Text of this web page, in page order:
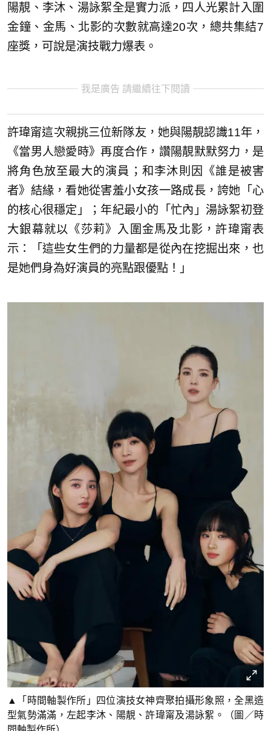
陽靚、李沐、湯詠絮全是實力派，四人光累計入圍
金鐘、金馬、北影的次數就高達20次，總共集結7
座獎，可說是演技戰力爆表。
我是廣告 請繼續往下閱讀
許瑋甯這次親挑三位新隊友，她與陽靚認識11年，
《當男人戀愛時》再度合作，讚陽靚默默努力，是
將角色放至最大的演員；和李沐則因《誰是被害
者》結緣，看她從害羞小女孩一路成長，誇她「心
的核心很穩定」；年紀最小的「忙內」湯詠絮初登
大銀幕就以《莎莉》入圍金馬及北影，許瑋甯表
示：「這些女生們的力量都是從內在挖掘出來，也
是她們身為好演員的亮點跟優點！」
▲「時間軸製作所」四位演技女神齊聚拍攝形象照，全黑造
型氣勢滿滿，左起李沐、陽靚、許瑋甯及湯詠絮。（圖／時